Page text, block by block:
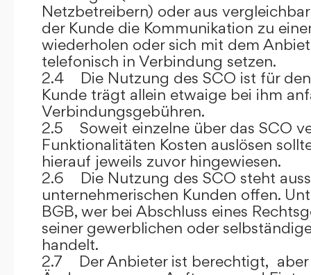
Netzbetreibern) oder aus
der Kunde die Kommunikation zu
wiederholen oder sich mit dem
telefonisch in Verbindung setzen.
2.4 Die Nutzung des SCO ist für den
Kunde trägt allein etwaige bei ihm
Verbindungsgebühren.
2.5 Soweit einzelne über das SCO
Funktionalitäten Kosten auslösen
hierauf jeweils zuvor hingewiesen.
2.6 Die Nutzung des SCO steht
unternehmerischen Kunden offen.
BGB, wer bei Abschluss eines
seiner gewerblichen oder
handelt.
2.7 Der Anbieter ist berechtigt,